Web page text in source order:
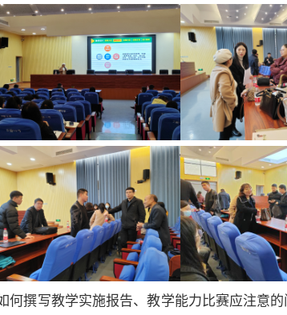
撰写教学实施报告、教学能力比赛应注意的